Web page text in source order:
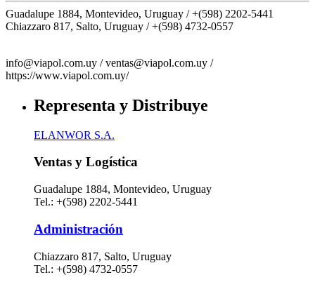
Guadalupe 1884, Montevideo, Uruguay /+(598) 2202-5441
Chiazzaro 817, Salto, Uruguay /+(598) 4732-0557
info@viapol.com.uy /ventas@viapol.com.uy /
https://www.viapol.com.uy/
Representa y Distribuye
ELANWOR S.A.
Ventas y Logística
Guadalupe 1884, Montevideo, Uruguay
Tel.: +(598) 2202-5441
Administración
Chiazzaro 817, Salto, Uruguay
Tel.: +(598) 4732-0557